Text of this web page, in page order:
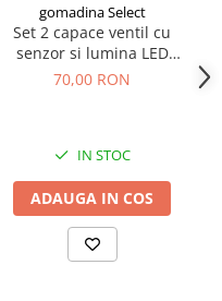
gomadina Select
Set 2 capace ventil cu
senzor si lumina LED
albastra, RunGlow – cu
70,00 RON
IN STOC
ADAUGA IN COS